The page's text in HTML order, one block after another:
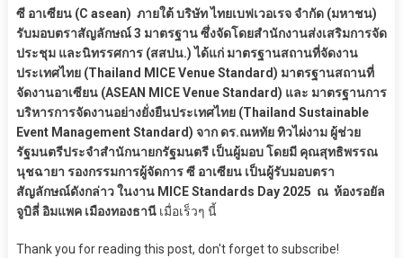
ซี อาเซียน (C asean) ภายใต้ บริษัท ไทยเบฟเวอเรจ จำกัด (มหาชน)
รับมอบตราสัญลักษณ์ 3 มาตรฐาน ซึ่งจัดโดยสำนักงานส่งเสริมการจัด
ประชุม และนิทรรศการ (สสปน.) ได้แก่ มาตรฐานสถานที่จัดงาน
ประเทศไทย (Thailand MICE Venue Standard) มาตรฐานสถานที่
จัดงานอาเซียน (ASEAN MICE Venue Standard) และ มาตรฐานการ
บริหารการจัดงานอย่างยั่งยืนประเทศไทย (Thailand Sustainable
Event Management Standard) จาก ดร.ณหทัย ทิวไผ่งาม ผู้ช่วย
รัฐมนตรีประจำสำนักนายกรัฐมนตรี เป็นผู้มอบ โดยมี คุณสุทธิพรรณ
นุชฉายา รองกรรมการผู้จัดการ ซี อาเซียน เป็นผู้รับมอบตรา
สัญลักษณ์ดังกล่าว ในงาน MICE Standards Day 2025 ณ ห้องรอยัล
จูบิลี่ อิมแพค เมืองทองธานีเมื่อเร็วๆ นี้
Thank you for reading this post, don't forget to subscribe!